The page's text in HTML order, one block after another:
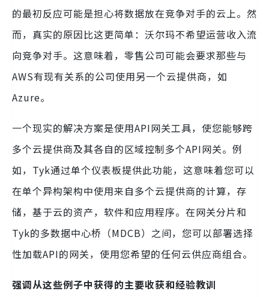
的最初反应可能是担心将数据放在竞争对手的云上。然
而，真实的原因比这更简单：沃尔玛不希望运营收入流
向竞争对手。这意味着，零售公司可能会要求那些与
AWS有现有关系的公司使用另一个云提供商，如
Azure。
一个现实的解决方案是使用API网关工具，使您能够跨
多个云提供商及其各自的区域控制多个API网关。例
如，Tyk通过单个仪表板提供此功能，这意味着您可以
在单个异构架构中使用来自多个云提供商的计算，存
储，基于云的资产，软件和应用程序。在网关分片和
Tyk的多数据中心桥（MDCB）之间，您可以部署选择
性加载API的网关，使用您希望的任何云供应商组合。
强调从这些例子中获得的主要收获和经验教训